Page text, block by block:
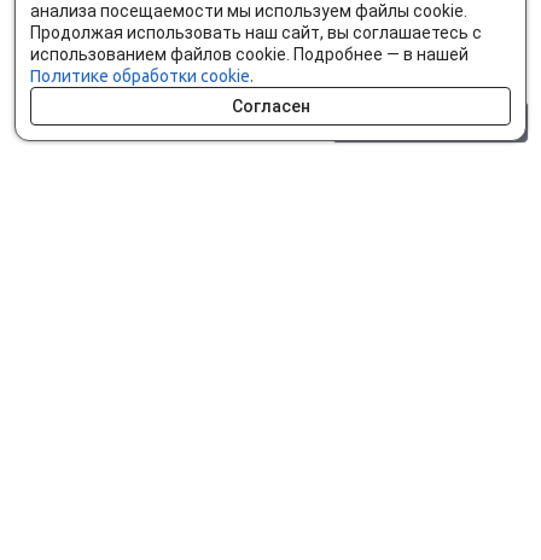
анализа посещаемости мы используем файлы cookie.
Продолжая использовать наш сайт, вы соглашаетесь с
использованием файлов cookie. Подробнее — в нашей
Политике обработки cookie.
Согласен